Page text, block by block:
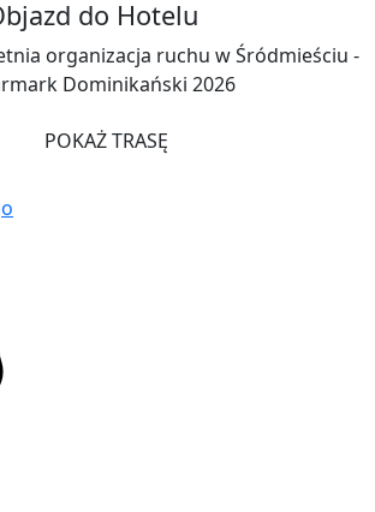
do Hotelu
organizacja ruchu w Śródmieściu -
Dominikański 2026
POKAŻ TRASĘ